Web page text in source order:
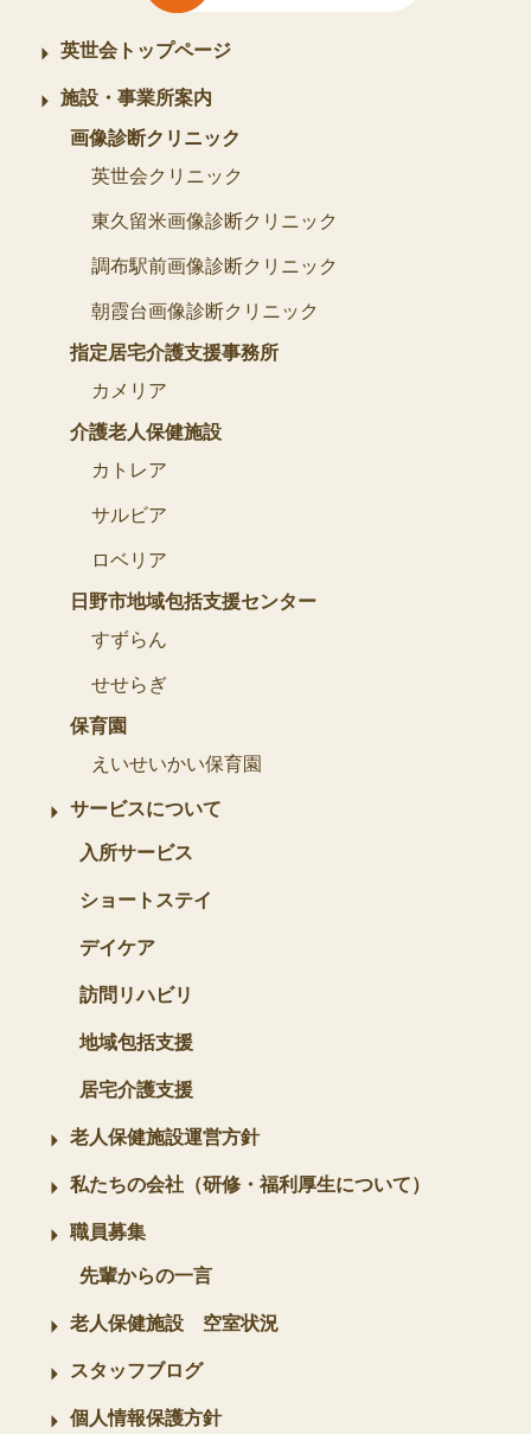
英世会トップページ
施設・事業所案内
画像診断クリニック
英世会クリニック
東久留米画像診断クリニック
調布駅前画像診断クリニック
朝霞台画像診断クリニック
指定居宅介護支援事務所
カメリア
介護老人保健施設
カトレア
サルビア
ロベリア
日野市地域包括支援センター
すずらん
せせらぎ
保育園
えいせいかい保育園
サービスについて
入所サービス
ショートステイ
デイケア
訪問リハビリ
地域包括支援
居宅介護支援
老人保健施設運営方針
私たちの会社（研修・福利厚生について）
職員募集
先輩からの一言
老人保健施設 空室状況
スタッフブログ
個人情報保護方針